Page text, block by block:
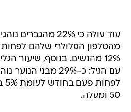
עוד עולה כי 22%
מהטלפון הסלולרי שלהם
12% מהנשים. בנוסף, שיעור
עם הגיל: כ-29% מבני
50 ומעלה.